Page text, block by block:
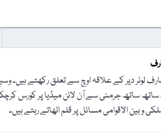
ساتھ ساتھ جرمنی سے آن لائن میڈیا پر کورس
و بین الاقوامی مسائل پر قلم اٹھاتے رہتے ہیں۔